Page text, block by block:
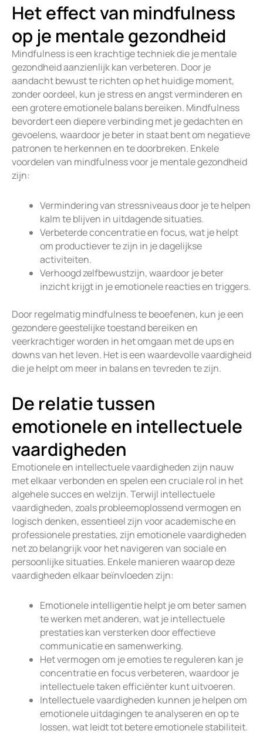
Het effect van mindfulness
op je mentale gezondheid
Mindfulness is een krachtige techniek die je mentale
gezondheid aanzienlijk kan verbeteren. Door je
aandacht bewust te richten op het huidige moment,
zonder oordeel, kun je stress en angst verminderen en
een grotere emotionele balans bereiken. Mindfulness
bevordert een diepere verbinding met je gedachten en
gevoelens, waardoor je beter in staat bent om negatieve
patronen te herkennen en te doorbreken. Enkele
voordelen van mindfulness voor je mentale gezondheid
zijn:
Vermindering van stressniveaus door je te helpen
kalm te blijven in uitdagende situaties.
Verbeterde concentratie en focus, wat je helpt
om productiever te zijn in je dagelijkse
activiteiten.
Verhoogd zelfbewustzijn, waardoor je beter
inzicht krijgt in je emotionele reacties en triggers.
Door regelmatig mindfulness te beoefenen, kun je een
gezondere geestelijke toestand bereiken en
veerkrachtiger worden in het omgaan met de ups en
downs van het leven. Het is een waardevolle vaardigheid
die je helpt om meer in balans en tevreden te zijn.
De relatie tussen
emotionele en intellectuele
vaardigheden
Emotionele en intellectuele vaardigheden zijn nauw
met elkaar verbonden en spelen een cruciale rol in het
algehele succes en welzijn. Terwijl intellectuele
vaardigheden, zoals probleemoplossend vermogen en
logisch denken, essentieel zijn voor academische en
professionele prestaties, zijn emotionele vaardigheden
net zo belangrijk voor het navigeren van sociale en
persoonlijke situaties. Enkele manieren waarop deze
vaardigheden elkaar beïnvloeden zijn:
Emotionele intelligentie helpt je om beter samen
te werken met anderen, wat je intellectuele
prestaties kan versterken door effectieve
communicatie en samenwerking.
Het vermogen om je emoties te reguleren kan je
concentratie en focus verbeteren, waardoor je
intellectuele taken efficiënter kunt uitvoeren.
Intellectuele vaardigheden kunnen je helpen om
emotionele uitdagingen te analyseren en op te
lossen, wat leidt tot betere emotionele stabiliteit.